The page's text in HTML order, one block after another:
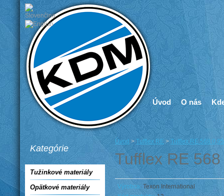
Úvod O nás
Kategórie
Tužinkové materiály
Opätkové materiály
Úvod > Tufflex RE> Tufflex RE 568
Tufflex RE
Výrobca: Texon International